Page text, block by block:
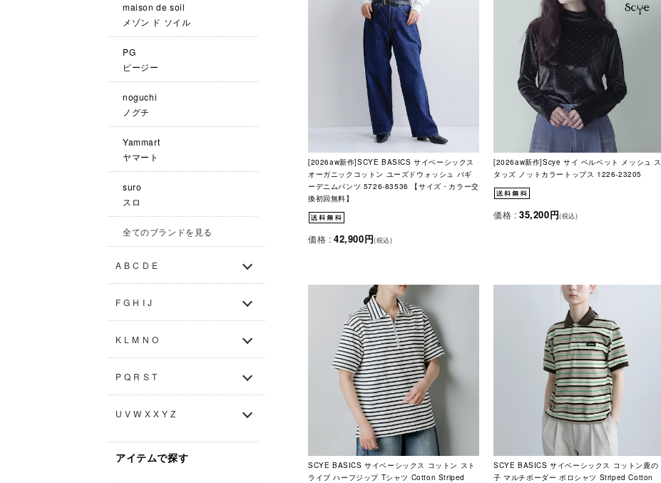
maison de soil
メゾン ド ソイル
PG
ピージー
noguchi
ノグチ
Yammart
ヤマート
suro
スロ
全てのブランドを見る
A B C D E
F G H I J
K L M N O
P Q R S T
U V W X X Y Z
アイテムで探す
[2026aw新作]SCYE BASICS サイベーシックス
オーガニックコットン ユーズドウォッシュ バギ
ーデニムパンツ 5726-83536 【サイズ・カラー交
換初回無料】
価格 : 42,900円(税込)
[2026aw新作]Scye サイ ベルベット メッシュ ス
タッズ ノットカラートップス 1226-23205
価格 : 35,200円(税込)
SCYE BASICS サイベーシックス コットン スト
ライプ ハーフジップ Tシャツ Cotton Striped
SCYE BASICS サイベーシックス コットン鹿の
子 マルチボーダー ポロシャツ Striped Cotton